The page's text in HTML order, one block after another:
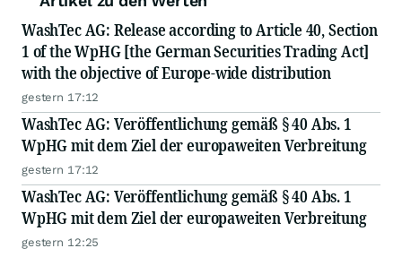
WashTec AG: Release according to Article 40, Section
1 of the WpHG [the German Securities Trading Act]
with the objective of Europe-wide distribution
gestern 17:12
WashTec AG: Veröffentlichung gemäß § 40 Abs. 1
WpHG mit dem Ziel der europaweiten Verbreitung
gestern 17:12
WashTec AG: Veröffentlichung gemäß § 40 Abs. 1
WpHG mit dem Ziel der europaweiten Verbreitung
gestern 12:25